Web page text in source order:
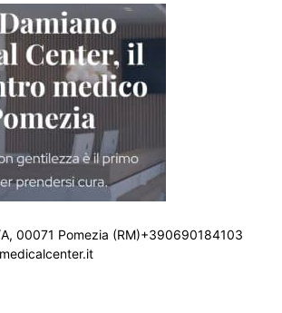
00071 Pomezia (RM)+390690184103